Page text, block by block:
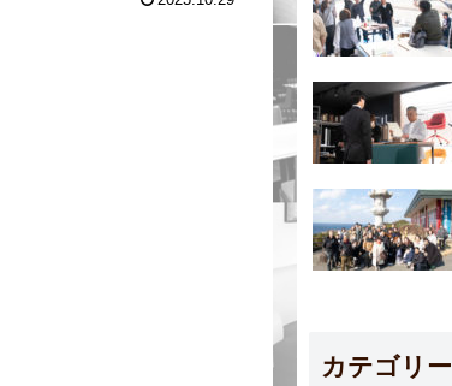
カテゴリー